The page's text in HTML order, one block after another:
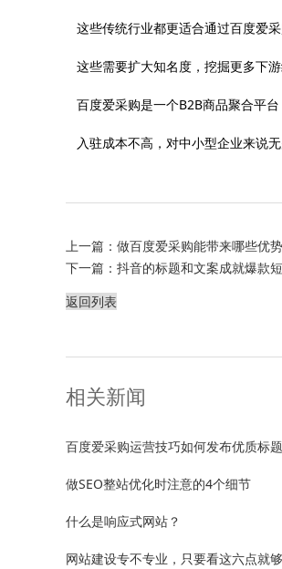
这些传统行业都更适合通过百度爱
这些需要扩大知名度，挖掘更多下
百度爱采购是一个B2B商品聚合平
入驻成本不高，对中小型企业来说
上一篇： 做百度爱采购能带来哪些优势
下一篇： 抖音的标题和文案成就爆款
返回列表
相关新闻
百度爱采购运营技巧如何发布优质标
做SEO整站优化时注意的4个细节
什么是响应式网站？
网站建设专不专业，只要看这六点就